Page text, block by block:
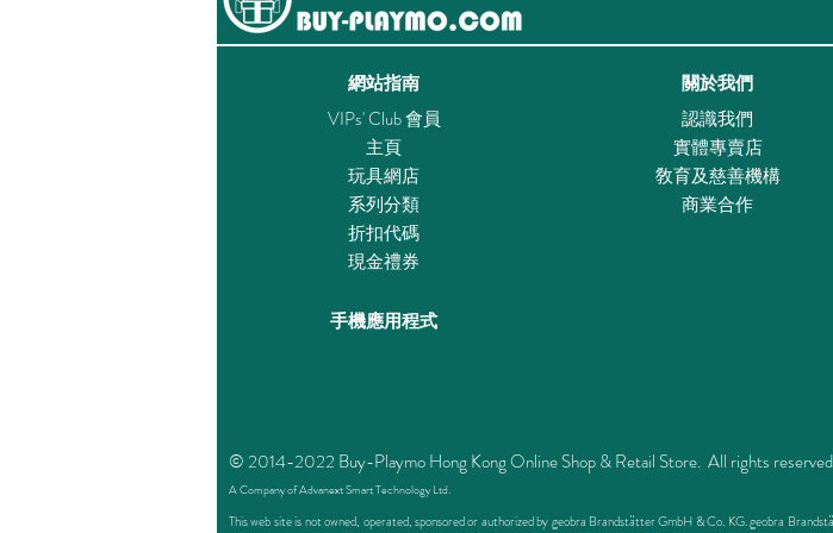
網站指南 關於我們
VIPs' Club 會員
主頁
玩具網店
系列分類
折扣代碼
現金禮券
認識我們
實體專賣店
敎育及慈善機構
商業合作
手機應用程式
© 2014-2022 Buy-Playmo Hong Kong Online Shop & Retail Store. All rights
A Company of Advanext Smart Technology Ltd.
This web site is not owned, operated, sponsored or authorized by geobra Brandstätter GmbH & Co. KG. geobra